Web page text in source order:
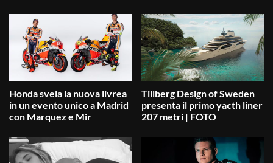
Honda svela la nuova livrea
in un evento unico a Madrid
con Marquez e Mir
Tillberg Design of Sweden
presenta il primo yacth liner
207 metri | FOTO